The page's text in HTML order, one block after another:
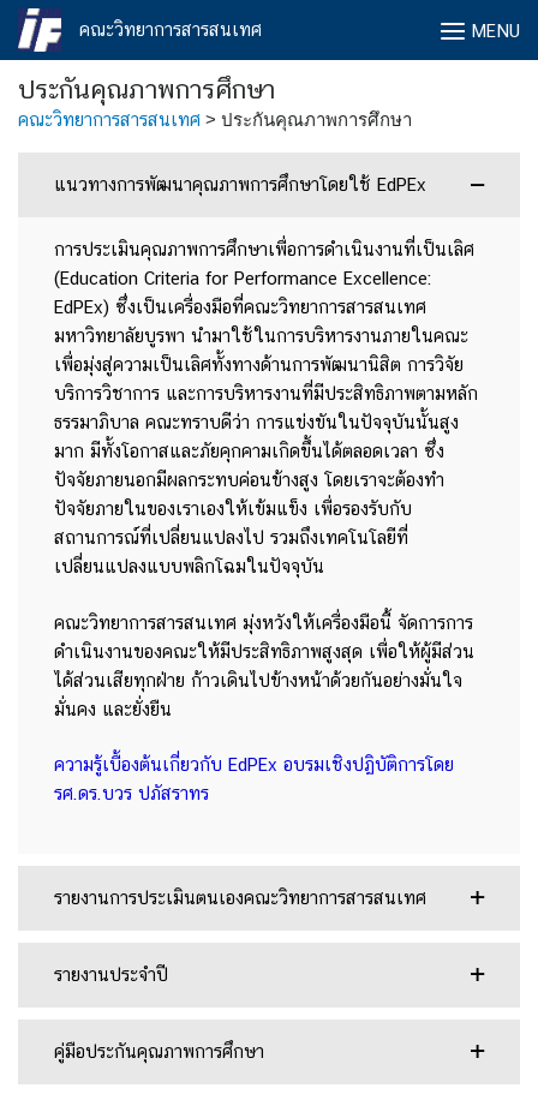
Skip
คณะวิทยาการสารสนเทศ MENU
ประกันคุณภาพการศึกษา
คณะวิทยาการสารสนเทศ > ประกันคุณภาพการศึกษา
แนวทางการพัฒนาคุณภาพการศึกษาโดยใช้ EdPEx
การประเมินคุณภาพการศึกษาเพื่อการดำเนินงานที่เป็นเลิศ
(Education Criteria for Performance Excellence:
EdPEx) ซึ่งเป็นเครื่องมือที่คณะวิทยาการสารสนเทศ
มหาวิทยาลัยบูรพา นำมาใช้ในการบริหารงานภายในคณะ
เพื่อมุ่งสู่ความเป็นเลิศทั้งทางด้านการพัฒนานิสิต การวิจัย
บริการวิชาการ และการบริหารงานที่มีประสิทธิภาพตามหลัก
ธรรมาภิบาล คณะทราบดีว่า การแข่งขันในปัจจุบันนั้นสูง
มาก มีทั้งโอกาสและภัยคุกคามเกิดขึ้นได้ตลอดเวลา ซึ่ง
ปัจจัยภายนอกมีผลกระทบค่อนข้างสูง โดยเราจะต้องทำ
ปัจจัยภายในของเราเองให้เข้มแข็ง เพื่อรองรับกับ
สถานการณ์ที่เปลี่ยนแปลงไป รวมถึงเทคโนโลยีที่
เปลี่ยนแปลงแบบพลิกโฉมในปัจจุบัน
คณะวิทยาการสารสนเทศ มุ่งหวังให้เครื่องมือนี้ จัดการการ
ดำเนินงานของคณะให้มีประสิทธิภาพสูงสุด เพื่อให้ผู้มีส่วน
ได้ส่วนเสียทุกฝ่าย ก้าวเดินไปข้างหน้าด้วยกันอย่างมั่นใจ
มั่นคง และยั่งยืน
ความรู้เบื้องต้นเกี่ยวกับ EdPEx อบรมเชิงปฏิบัติการโดย
รศ.ดร.บวร ปภัสราทร
รายงานการประเมินตนเองคณะวิทยาการสารสนเทศ
รายงานประจำปี
คู่มือประกันคุณภาพการศึกษา